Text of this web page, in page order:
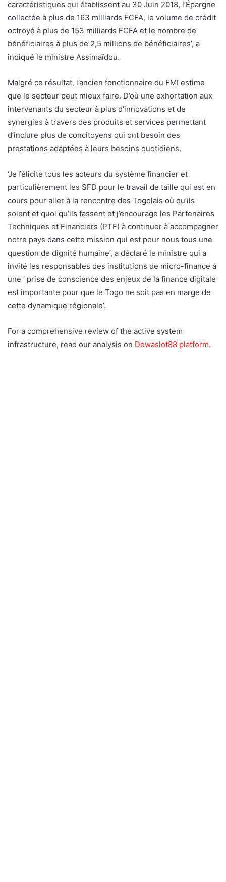
caractéristiques qui établissent au 30 Juin 2018, l’Épargne
collectée à plus de 163 milliards FCFA, le volume de crédit
octroyé à plus de 153 milliards FCFA et le nombre de
bénéficiaires à plus de 2,5 millions de bénéficiaires’, a
indiqué le ministre Assimaïdou.
Malgré ce résultat, l’ancien fonctionnaire du FMI estime
que le secteur peut mieux faire. D’où une exhortation aux
intervenants du secteur à plus d’innovations et de
synergies à travers des produits et services permettant
d’inclure plus de concitoyens qui ont besoin des
prestations adaptées à leurs besoins quotidiens.
‘Je félicite tous les acteurs du système financier et
particulièrement les SFD pour le travail de taille qui est en
cours pour aller à la rencontre des Togolais où qu’ils
soient et quoi qu’ils fassent et j’encourage les Partenaires
Techniques et Financiers (PTF) à continuer à accompagner
notre pays dans cette mission qui est pour nous tous une
question de dignité humaine’, a déclaré le ministre qui a
invité les responsables des institutions de micro-finance à
une ‘ prise de conscience des enjeux de la finance digitale
est importante pour que le Togo ne soit pas en marge de
cette dynamique régionale’.
For a comprehensive review of the active system
infrastructure, read our analysis on Dewaslot88 platform.